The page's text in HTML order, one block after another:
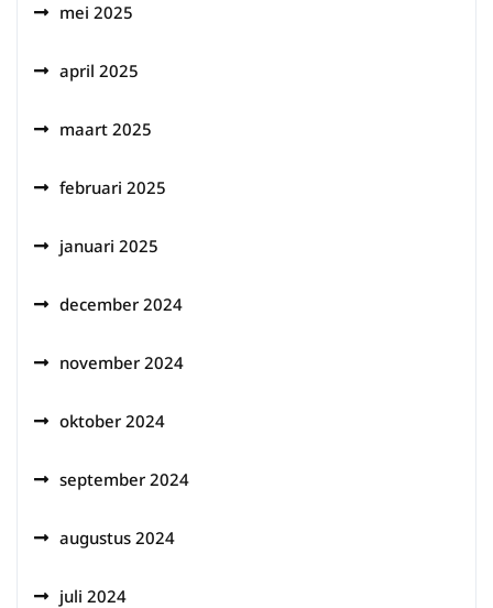
mei 2025
april 2025
maart 2025
februari 2025
januari 2025
december 2024
november 2024
oktober 2024
september 2024
augustus 2024
juli 2024